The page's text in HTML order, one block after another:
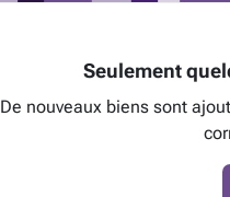
Seulement
De nouveaux biens sont